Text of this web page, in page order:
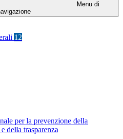
Menu di
12
per la prevenzione della
della trasparenza